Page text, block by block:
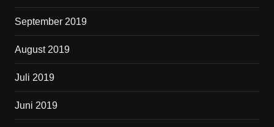
September 2019
August 2019
Juli 2019
Juni 2019